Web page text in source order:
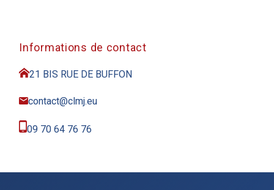
Informations de contact
21 BIS RUE DE BUFFON
contact@clmj.eu
09 70 64 76 76